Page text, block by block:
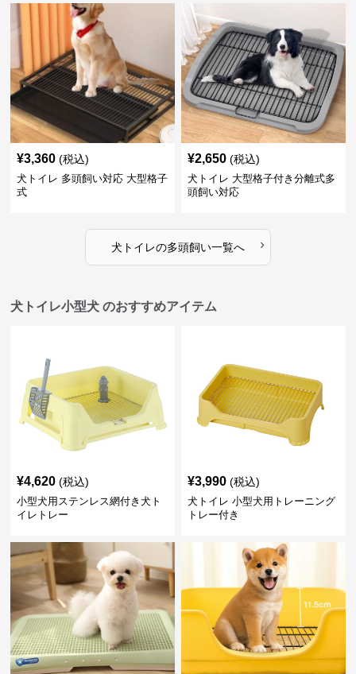
¥3,360 (税込)
犬トイレ 多頭飼い対応 大型格子
式
¥2,650 (税込)
犬トイレ 大型格子付き分離式多
頭飼い対応
犬トイレの多頭飼い一覧へ ›
犬トイレ小型犬 のおすすめアイテム
¥4,620 (税込)
小型犬用ステンレス網付き犬ト
イレトレー
¥3,990 (税込)
犬トイレ 小型犬用トレーニング
トレー付き